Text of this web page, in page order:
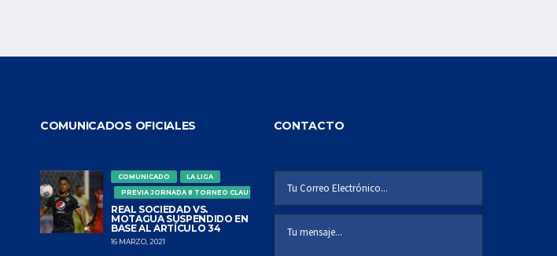
COMUNICADOS OFICIALES
COMUNICADO
LA LIGA
PREVIA JORNADA 8 TORNEO CLAUSURA
REAL SOCIEDAD VS.
MOTAGUA SUSPENDIDO EN
BASE AL ARTÍCULO 34
16 MARZO, 2021
CONTACTO